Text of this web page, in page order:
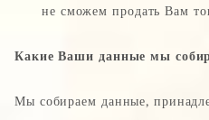
не сможем продать Вам
Какие Ваши данные мы
Мы собираем данные,